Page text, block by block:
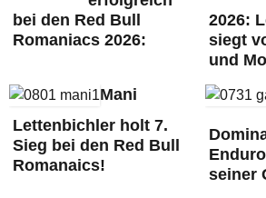
bei den Red Bull
Romaniacs 2026:
2026:
siegt
und
Mani
Lettenbichler holt 7.
Sieg bei den Red Bull
Romanaics!
seiner